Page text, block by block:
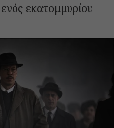
εκατομμυρίου